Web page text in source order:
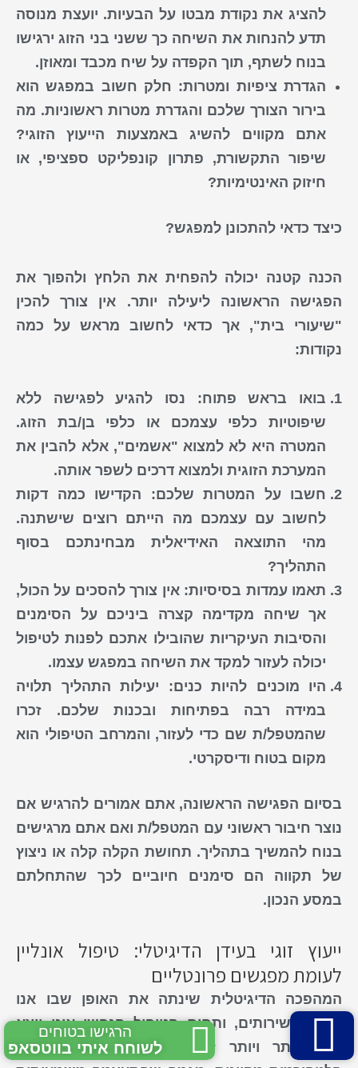
להציג את נקודת מבטו על הבעיות. יועצת מנוסה
תדע להנחות את השיחה כך ששני בני הזוג ירגישו
בנוח לשתף, תוך הקפדה על שיח מכבד ומאוזן.
הגדרת ציפיות ומטרות: חלק חשוב במפגש הוא
בירור הצורך שלכם והגדרת מטרות ראשוניות. מה
אתם מקווים להשיג באמצעות הייעוץהזוגי?
שיפור התקשורת, פתרון קונפליקט ספציפי, או
חיזוק האינטימיות?
כיצד כדאי להתכונן למפגש?
הכנה קטנה יכולה להפחית את הלחץ ולהפוך את
הפגישה הראשונה ליעילה יותר. אין צורך להכין
"שיעורי בית", אך כדאי לחשוב מראש על כמה
נקודות:
בואו בראש פתוח: נסו להגיע לפגישה ללא
שיפוטיות כלפי עצמכם או כלפי בן/בת הזוג.
המטרה היא לא למצוא "אשמים", אלא להבין את
המערכת הזוגית ולמצוא דרכים לשפר אותה.
חשבו על המטרות שלכם: הקדישו כמה דקות
לחשוב עם עצמכם מה הייתם רוצים שישתנה.
מהי התוצאה האידיאלית מבחינתכם בסוף
התהליך?
תאמו עמדות בסיסיות: אין צורך להסכים על הכול,
אך שיחה מקדימה קצרה ביניכם על הסימנים
והסיבות העיקריות שהובילו אתכם לפנות לטיפול
יכולה לעזור למקד את השיחה במפגש עצמו.
היו מוכנים להיות כנים: יעילות התהליך תלויה
במידה רבה בפתיחות ובכנות שלכם. זכרו
שהמטפל/ת שם כדי לעזור, והמרחב הטיפולי הוא
מקום בטוח ודיסקרטי.
בסיום הפגישה הראשונה, אתם אמורים להרגיש אם
נוצר חיבור ראשוני עם המטפל/ת ואם אתם מרגישים
בנוח להמשיך בתהליך. תחושת הקלה קלה או ניצוץ
של תקווה הם סימנים חיוביים לכך שהתחלתם
במסע הנכון.
ייעוץ זוגי בעידן הדיגיטלי: טיפול אונליין
לעומת מפגשים פרונטליים
המהפכה הדיגיטלית שינתה את האופן שבו אנו
צורכים שירותים, ותחום הטיפול הנפשי אינו יוצא
דופן. יותר ויותר זוגות
פונים לייעוץ זוגידרך
הרגישו בטוחים
לשוחח איתי בווטסאפ